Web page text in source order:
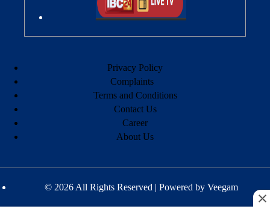
Privacy Policy
Complaints
Terms and Conditions
Contact Us
Career
About Us
© 2026 All Rights Reserved | Powered by Veegam